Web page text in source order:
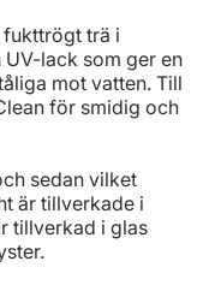
trä i
lack som ger en
mot vatten. Till
för smidig och
sedan vilket
är tillverkade i
tillverkad i glas